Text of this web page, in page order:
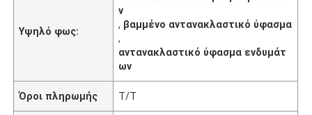
Υψηλό φως:
ν
, βαμμένο αντανακλαστικό ύφασμα
,
αντανακλαστικό ύφασμα ενδυμάτ
ων
Όροι πληρωμής T/T